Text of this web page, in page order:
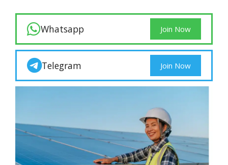
Whatsapp Join Now
Telegram Join Now